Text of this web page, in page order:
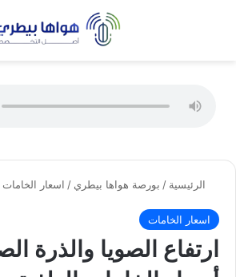
الرئيسية / بورصة هواها بيطري / اسعار الخامات
اسعار الخامات
ارتفاع الصويا والذرة